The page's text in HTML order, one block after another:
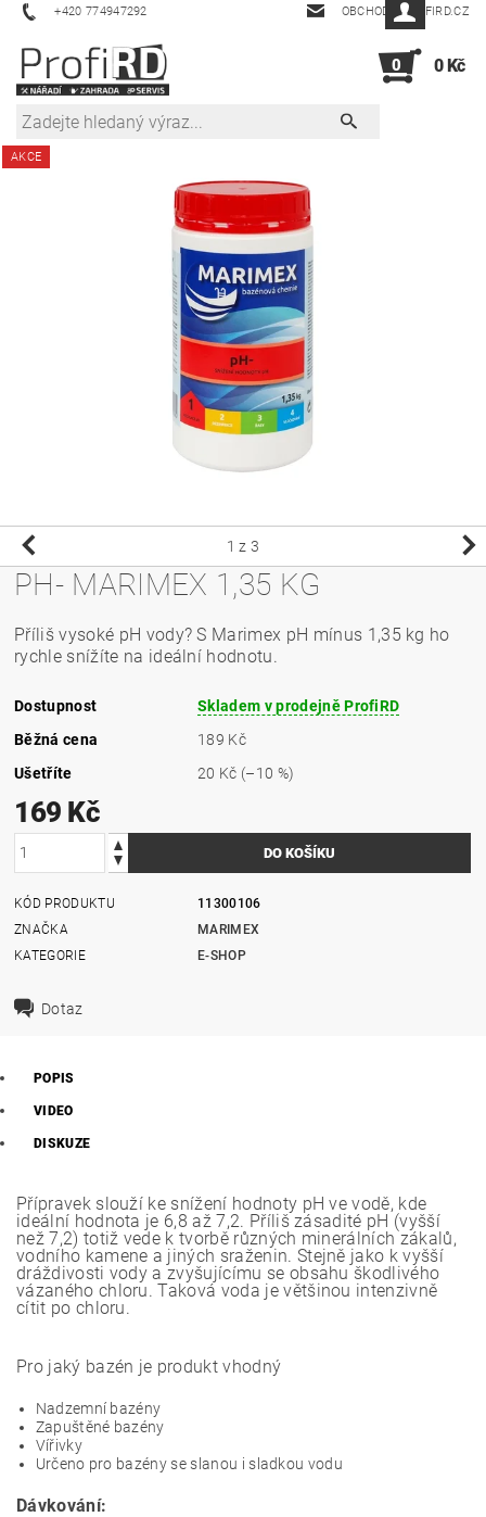
+420 774947292 OBCHOD@PROFIRD.CZ
0 0 Kč
AKCE
1 z 3
PH- MARIMEX 1,35 KG
Příliš vysoké pH vody? S Marimex pH mínus 1,35 kg ho
rychle snížíte na ideální hodnotu.
Dostupnost
Skladem v prodejně ProfiRD
Běžná cena
189 Kč
Ušetříte
20 Kč (–10 %)
169 Kč
KÓD PRODUKTU
11300106
ZNAČKA
MARIMEX
KATEGORIE
E-SHOP
Dotaz
POPIS
VIDEO
DISKUZE
Přípravek slouží ke snížení hodnoty pH ve vodě, kde
ideální hodnota je 6,8 až 7,2. Příliš zásadité pH (vyšší
než 7,2) totiž vede k tvorbě různých minerálních zákalů,
vodního kamene a jiných sraženin. Stejně jako k vyšší
dráždivosti vody a zvyšujícímu se obsahu škodlivého
vázaného chloru. Taková voda je většinou intenzivně
cítit po chloru.
Pro jaký bazén je produkt vhodný
Nadzemní bazény
Zapuštěné bazény
Vířivky
Určeno pro bazény se slanou i sladkou vodu
Dávkování: